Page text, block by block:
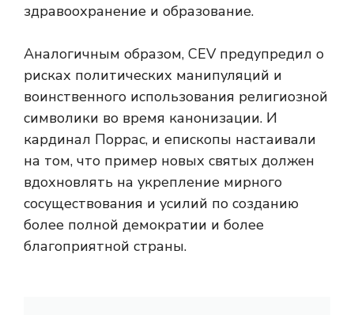
здравоохранение и образование.
Аналогичным образом, CEV предупредил о
рисках политических манипуляций и
воинственного использования религиозной
символики во время канонизации. И
кардинал Поррас, и епископы настаивали
на том, что пример новых святых должен
вдохновлять на укрепление мирного
сосуществования и усилий по созданию
более полной демократии и более
благоприятной страны.